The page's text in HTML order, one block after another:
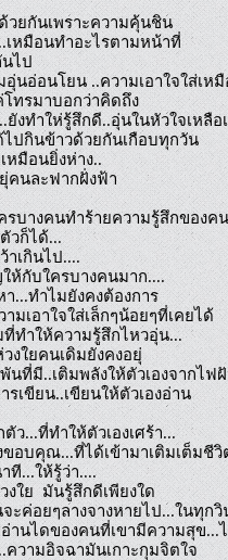
วยกันเพราะความคุ้นชิน
หมือนทำอะไรตามหน้าที่
ไป
นอ่อนโยน ..ความเอาใจใส่เห
ทรมาบอกว่าคิดถึง
งทำให่รู้สึกดี..อุ่นในหัวใจเหลือ
ปกินข้าวด้วยกันเกือบทุกวัน
หมือนยิ่งห่าง..
คนละฟากฝั่งฟ้า
รบางคนทำร้ายความรู้สึกของค
วก็ได้...
าเกินไป....
ห้กับใครบางคนมาก....
...ทำไมยังคงต้องการ
มเอาใจใส่เล็กๆน้อยๆที่เคยได้
ทำให้ความรู้สึกไหวอุ่น...
งใยคนเดิมยังคงอยุ่
ที่มี..เติมพลังให้ตัวเองจากไฟ
รเขียน..เขียนให้ตัวเองอ่าน
ว...ที่ทำให้ตัวเองเศร้า...
ขอบคุณ...ที่ได้เข้ามาเติมเต็มชีวิ
ที...ให้รู้ว่า....
ใย  มันรู้สึกดีเพียงใด
ะค่อยๆลางจางหายไป...ในทุก
านไดของคนที่เขามีความสุข...
รักของเข